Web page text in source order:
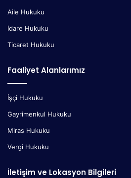
Aile Hukuku
İdare Hukuku
Ticaret Hukuku
Faaliyet Alanlarımız
İşçi Hukuku
Gayrimenkul Hukuku
Miras Hukuku
Vergi Hukuku
İletişim ve Lokasyon Bilgileri